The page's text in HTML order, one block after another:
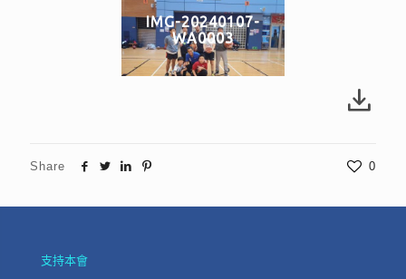
IMG-20240107-
WA0003
Share 0
支持本會